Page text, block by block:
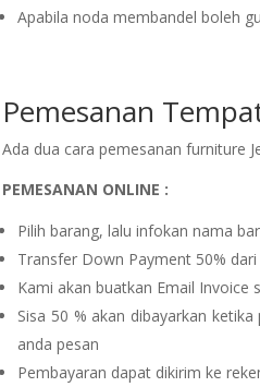
Apabila noda membandel boleh
Pemesanan
Ada dua cara pemesanan furniture
PEMESANAN ONLINE :
Pilih barang, lalu infokan nama
Transfer Down Payment 50%
Kami akan buatkan Email Invoice
Sisa 50 % akan dibayarkan
anda pesan
Pembayaran dapat dikirim ke